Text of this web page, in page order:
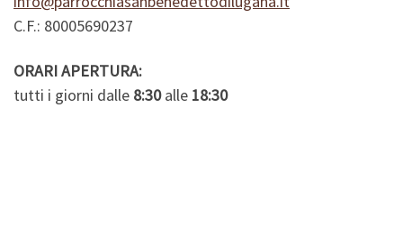
C.F.: 80005690237
ORARI APERTURA:
tutti i giorni dalle 8:30alle 18:30